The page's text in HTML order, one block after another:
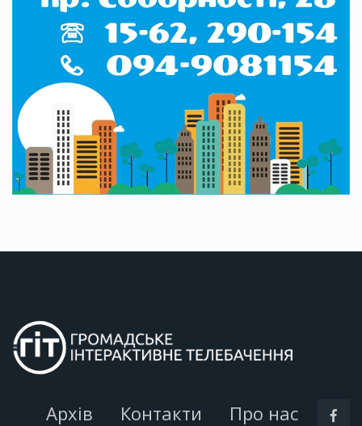
Архів Контакти Про нас